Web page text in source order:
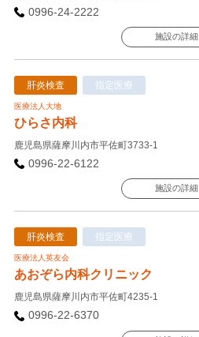
0996-24-2222
施設の詳細
肝炎検査 指定医療
医療法人大地
ひらさ内科
鹿児島県薩摩川内市平佐町3733-1
0996-22-6122
施設の詳細
肝炎検査 指定医療
医療法人英友会
あおぞら内科クリニック
鹿児島県薩摩川内市平佐町4235-1
0996-22-6370